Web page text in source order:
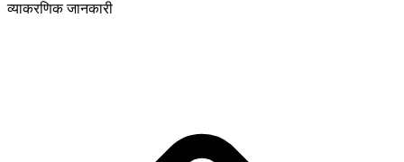
व्याकरणिक जानकारी